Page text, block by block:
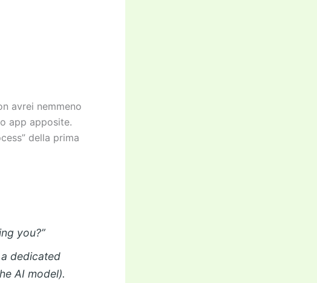
avrei nemmeno
app apposite.
della prima
you?”
dedicated
AI model).